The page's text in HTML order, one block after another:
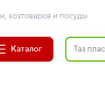
хозтоваров и посуды
Каталог